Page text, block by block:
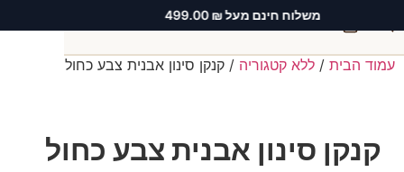
משלוח חינם מעל ₪ 499.00
עמוד הבית / ללא קטגוריה / קנקן סינון אבנית צבע כחול
קנקן סינון אבנית צבע כחול